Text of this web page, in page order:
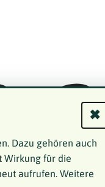
Dazu gehören auch
Wirkung für die
aufrufen. Weitere
✖